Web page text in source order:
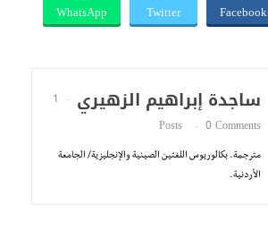
Facebook
Twitter
WhatsApp
ساجدة إبراهيم الزهيري
1
Posts
0 Comments
مترجمة. بكالوريوس اللغتين الصينية والإنجليزية/ الجامعة
الأردنية.